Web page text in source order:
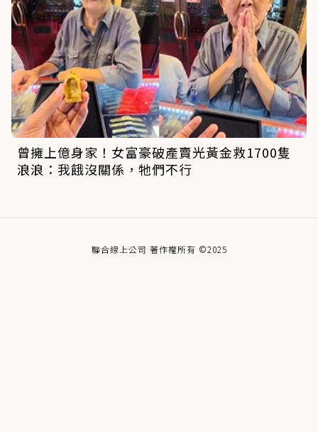
曾擁上億身家！女富豪破產賣光黃金救1700隻
浪浪：我餓沒關係，牠們不行
聯合線上公司 著作權所有 ©2025